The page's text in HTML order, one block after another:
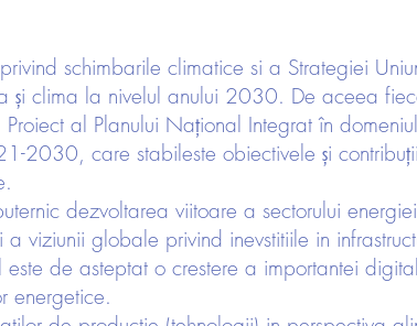
schimbarile climatice si a Strategiei
și clima la nivelul anului 2030. De aceea
Proiect al Planului Național Integrat în
2030, care stabileste obiectivele și
dezvoltarea viitoare a sectorului
viziunii globale privind inevstitiile in
de asteptat o crestere a importantei
energetice.